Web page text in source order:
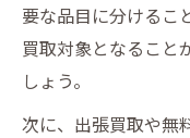
要な品目に分けるこ
買取対象となること
しょう。
次に、出張買取や無